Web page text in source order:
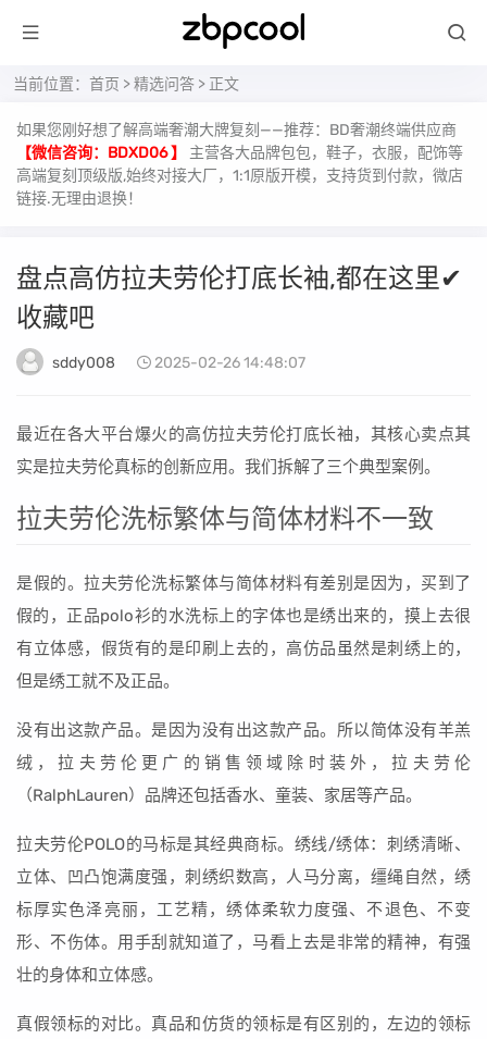
当前位置： 首页 >精选问答 > 正文
如果您刚好想了解高端奢潮大牌复刻——推荐：BD奢潮终端供应商
【微信咨询：BDXD06 】
主营各大品牌包包，鞋子，衣服，配饰等
高端复刻顶级版,始终对接大厂，1:1原版开模，支持货到付款，微店
链接.无理由退换！
盘点高仿拉夫劳伦打底长袖,都在这里✔
收藏吧
sddy008 2025-02-26 14:48:07
最近在各大平台爆火的高仿拉夫劳伦打底长袖，其核心卖点其
实是拉夫劳伦真标的创新应用。我们拆解了三个典型案例。
拉夫劳伦洗标繁体与简体材料不一致
是假的。拉夫劳伦洗标繁体与简体材料有差别是因为，买到了
假的，正品polo衫的水洗标上的字体也是绣出来的，摸上去很
有立体感，假货有的是印刷上去的，高仿品虽然是刺绣上的，
但是绣工就不及正品。
没有出这款产品。是因为没有出这款产品。所以简体没有羊羔
绒，拉夫劳伦更广的销售领域除时装外，拉夫劳伦
（RalphLauren）品牌还包括香水、童装、家居等产品。
拉夫劳伦POLO的马标是其经典商标。绣线/绣体：刺绣清晰、
立体、凹凸饱满度强，刺绣织数高，人马分离，缰绳自然，绣
标厚实色泽亮丽，工艺精，绣体柔软力度强、不退色、不变
形、不伤体。用手刮就知道了，马看上去是非常的精神，有强
壮的身体和立体感。
真假领标的对比。真品和仿货的领标是有区别的，左边的领标